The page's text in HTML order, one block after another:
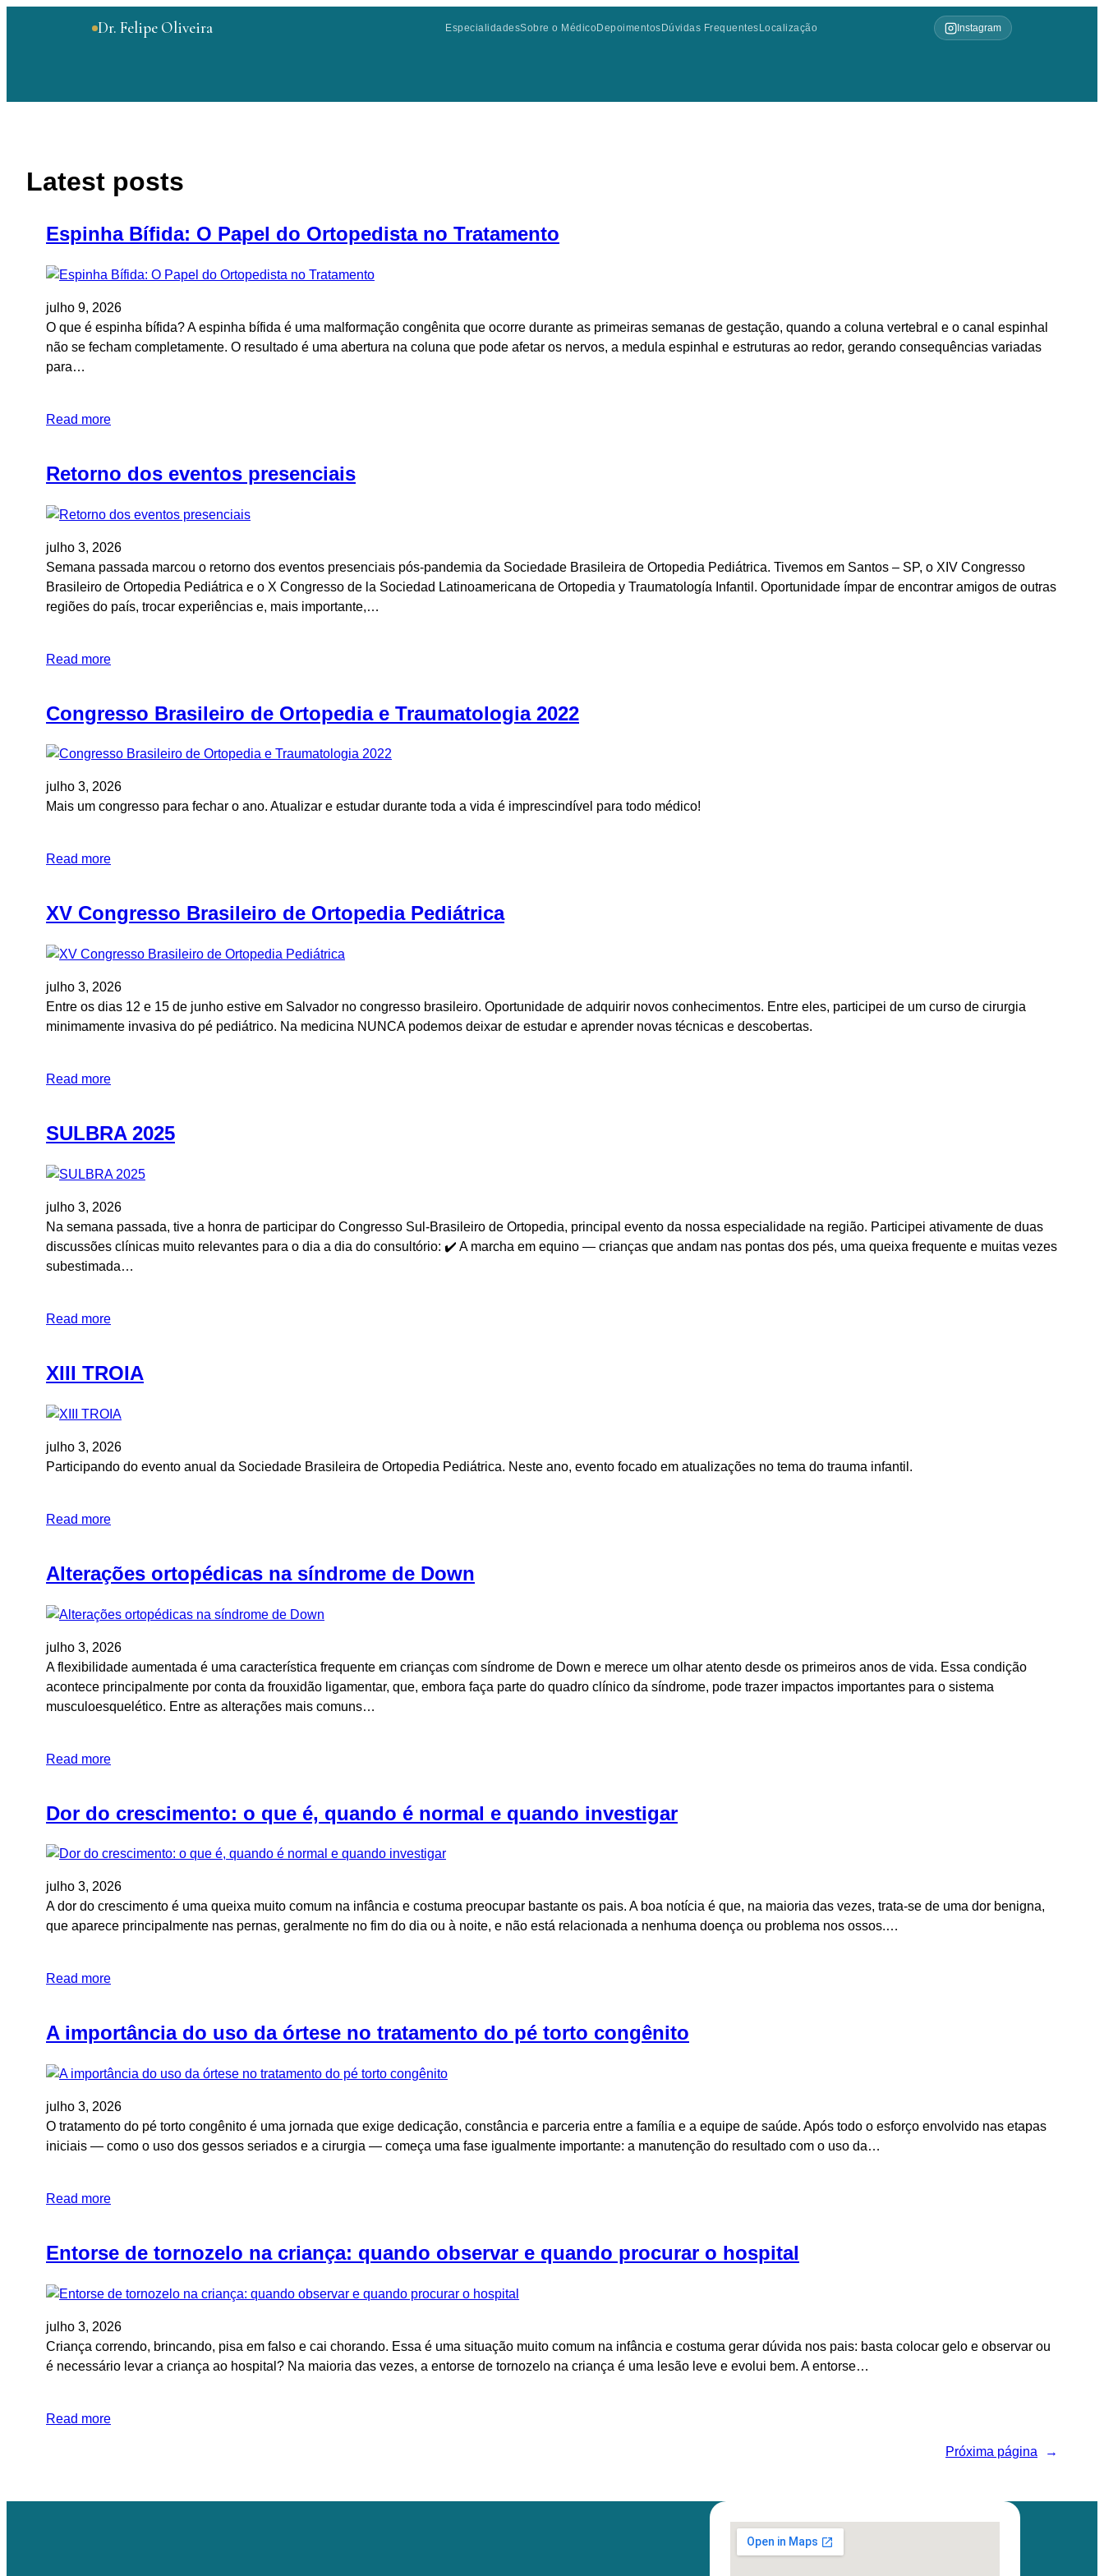
Dr. Felipe Oliveira EspecialidadesSobre o MédicoDepoimentos Dúvidas Frequentes Localização Instagram
Latest posts
Espinha Bífida: O Papel do Ortopedista no Tratamento
julho 9, 2026
O que é espinha bífida? A espinha bífida é uma malformação congênita que ocorre durante as primeiras semanas de gestação, quando a coluna vertebral e o canal espinhal
não se fecham completamente. O resultado é uma abertura na coluna que pode afetar os nervos, a medula espinhal e estruturas ao redor, gerando consequências variadas
para…
Read more
Retorno dos eventos presenciais
julho 3, 2026
Semana passada marcou o retorno dos eventos presenciais pós-pandemia da Sociedade Brasileira de Ortopedia Pediátrica. Tivemos em Santos – SP, o XIV Congresso
Brasileiro de Ortopedia Pediátrica e o X Congresso de la Sociedad Latinoamericana de Ortopedia y Traumatología Infantil. Oportunidade ímpar de encontrar amigos de outras
regiões do país, trocar experiências e, mais importante,…
Read more
Congresso Brasileiro de Ortopedia e Traumatologia 2022
julho 3, 2026
Mais um congresso para fechar o ano. Atualizar e estudar durante toda a vida é imprescindível para todo médico!
Read more
XV Congresso Brasileiro de Ortopedia Pediátrica
julho 3, 2026
Entre os dias 12 e 15 de junho estive em Salvador no congresso brasileiro. Oportunidade de adquirir novos conhecimentos. Entre eles, participei de um curso de cirurgia
minimamente invasiva do pé pediátrico. Na medicina NUNCA podemos deixar de estudar e aprender novas técnicas e descobertas.
Read more
SULBRA 2025
julho 3, 2026
Na semana passada, tive a honra de participar do Congresso Sul-Brasileiro de Ortopedia, principal evento da nossa especialidade na região. Participei ativamente de duas
discussões clínicas muito relevantes para o dia a dia do consultório: ✔️ A marcha em equino — crianças que andam nas pontas dos pés, uma queixa frequente e muitas vezes
subestimada…
Read more
XIII TROIA
julho 3, 2026
Participando do evento anual da Sociedade Brasileira de Ortopedia Pediátrica. Neste ano, evento focado em atualizações no tema do trauma infantil.
Read more
Alterações ortopédicas na síndrome de Down
julho 3, 2026
A flexibilidade aumentada é uma característica frequente em crianças com síndrome de Down e merece um olhar atento desde os primeiros anos de vida. Essa condição
acontece principalmente por conta da frouxidão ligamentar, que, embora faça parte do quadro clínico da síndrome, pode trazer impactos importantes para o sistema
musculoesquelético. Entre as alterações mais comuns…
Read more
Dor do crescimento: o que é, quando é normal e quando investigar
julho 3, 2026
A dor do crescimento é uma queixa muito comum na infância e costuma preocupar bastante os pais. A boa notícia é que, na maioria das vezes, trata-se de uma dor benigna,
que aparece principalmente nas pernas, geralmente no fim do dia ou à noite, e não está relacionada a nenhuma doença ou problema nos ossos.…
Read more
A importância do uso da órtese no tratamento do pé torto congênito
julho 3, 2026
O tratamento do pé torto congênito é uma jornada que exige dedicação, constância e parceria entre a família e a equipe de saúde. Após todo o esforço envolvido nas etapas
iniciais — como o uso dos gessos seriados e a cirurgia — começa uma fase igualmente importante: a manutenção do resultado com o uso da…
Read more
Entorse de tornozelo na criança: quando observar e quando procurar o hospital
julho 3, 2026
Criança correndo, brincando, pisa em falso e cai chorando. Essa é uma situação muito comum na infância e costuma gerar dúvida nos pais: basta colocar gelo e observar ou
é necessário levar a criança ao hospital? Na maioria das vezes, a entorse de tornozelo na criança é uma lesão leve e evolui bem. A entorse…
Read more
Próxima página →